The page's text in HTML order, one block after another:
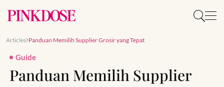
Articles Panduan Memilih Supplier Grosir yang Tepat
Guide
Panduan Memilih Supplier